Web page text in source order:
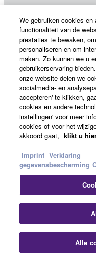
We gebruiken cookies
functionaliteit van de
prestaties te bewaken,
personaliseren en om
maken. Zo kunnen we u
gebruikerservaring
onze website delen we
socialmedia- en
accepteren' te klikken,
cookies en andere
instellingen' voor meer
cookies of voor het
akkoord gaat, klikt u
Imprint Verklaring
gegevensbescherming
Alle